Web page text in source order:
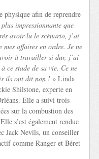
afin de reprendre
impressionnante que
avoir lu le scénario, j’ai
affaires en ordre. Je ne
à travailler si dur, j’ai
ce stade de sa vie. Ce ne
ils ont dit non ! » Linda
Shilstone, experte en
Elle a suivi trois
sur la combustion des
s’est également rendue
Jack Nevils, un conseiller
comme Ranger et Béret